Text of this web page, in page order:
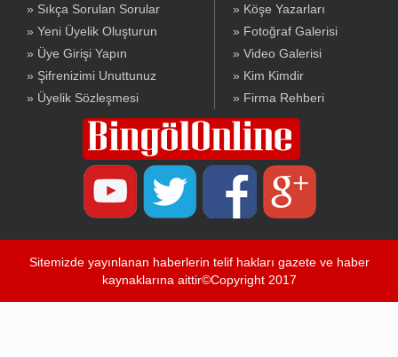
» Sıkça Sorulan Sorular
» Yeni Üyelik Oluşturun
» Üye Girişi Yapın
» Şifrenizimi Unuttunuz
» Üyelik Sözleşmesi
» Köşe Yazarları
» Fotoğraf Galerisi
» Video Galerisi
» Kim Kimdir
» Firma Rehberi
Sitemizde yayınlanan haberlerin telif hakları gazete ve haber
kaynaklarına aittir©Copyright 2017